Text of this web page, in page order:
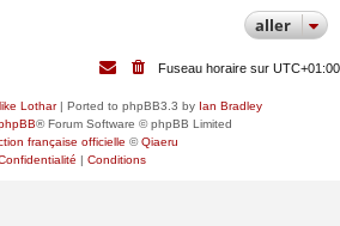
aller
Fuseau horaire sur UTC+01:00
Lothar| Ported to phpBB3.3 by Ian Bradley
® Forum Software © phpBB Limited
française officielle ©Qiaeru
| Conditions